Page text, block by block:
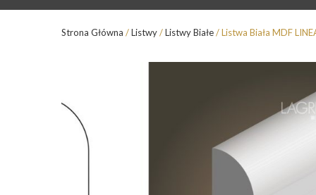
Strona Główna /Listwy/Listwy Białe/ Listwa Biała MDF